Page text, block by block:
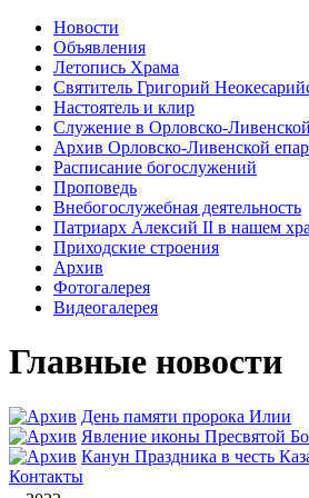
Новости
Объявления
Летопись Храма
Святитель Григорий
Настоятель и клир
Служение в Орловско-
Архив Орловско-Ливенской
Расписание богослужений
Проповедь
Внебогослужебная деятельность
Патриарх Алексий II в нашем
Приходские строения
Архив
Фотогалерея
Видеогалерея
Главные новости
День памяти пророка Илии
Явлeние иконы Пресвятой
Канун Праздника в честь
Контакты